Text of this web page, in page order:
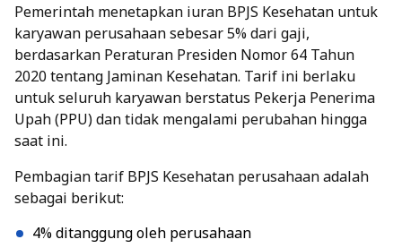
Pemerintah menetapkan iuran BPJS Kesehatan untuk
karyawan perusahaan sebesar 5% dari gaji,
berdasarkan Peraturan Presiden Nomor 64 Tahun
2020 tentang Jaminan Kesehatan. Tarif ini berlaku
untuk seluruh karyawan berstatus Pekerja Penerima
Upah (PPU) dan tidak mengalami perubahan hingga
saat ini.
Pembagian tarif BPJS Kesehatan perusahaan adalah
sebagai berikut:
4% ditanggung oleh perusahaan